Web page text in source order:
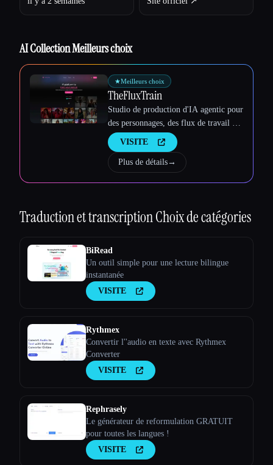
Esc
AI Collection Meilleurs choix
★Meilleurs choix
TheFluxTrain
Studio de production d'IA agentic pour
des personnages, des flux de travail et
des vidéos cohérents
VISITE
Plus de détails→
Traduction et transcriptionChoix de catégories
BiRead
Un outil simple pour une lecture bilingue
instantanée
VISITE
Rythmex
Convertir l''audio en texte avec Rythmex
Converter
VISITE
Rephrasely
Le générateur de reformulation GRATUIT
pour toutes les langues !
VISITE